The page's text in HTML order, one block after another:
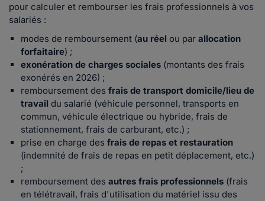
pour calculer et rembourser les frais professionnels à vos
salariés :
modes de remboursement (au réel ou par allocation
forfaitaire) ;
exonération de charges sociales (montants des frais
exonérés en 2026) ;
remboursement des frais de transport domicile/lieu de
travail du salarié (véhicule personnel, transports en
commun, véhicule électrique ou hybride, frais de
stationnement, frais de carburant, etc.) ;
prise en charge des frais de repas et restauration
(indemnité de frais de repas en petit déplacement, etc.)
;
remboursement des autres frais professionnels (frais
en télétravail, frais d'utilisation du matériel issu des